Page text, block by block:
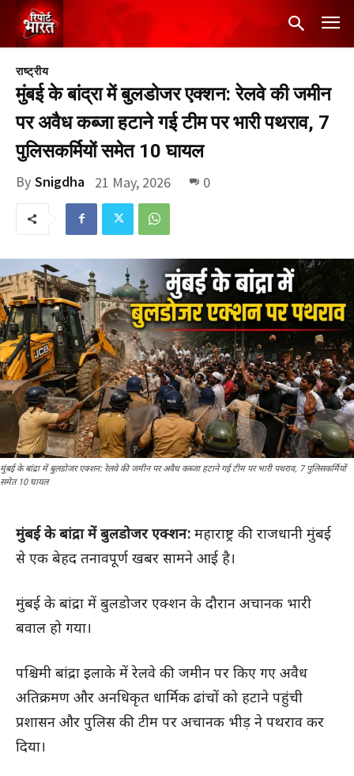
राष्ट्रीय
मुंबई के बांद्रा में बुलडोजर एक्शन: रेलवे की जमीन
पर अवैध कब्जा हटाने गई टीम पर भारी पथराव, 7
पुलिसकर्मियों समेत 10 घायल
By Snigdha 21 May, 2026 0
मुंबई के बांद्रा में बुलडोजर एक्शन: रेलवे की जमीन पर अवैध कब्जा हटाने गई टीम पर भारी पथराव, 7 पुलिसकर्मियों
समेत 10 घायल
मुंबई के बांद्रा में बुलडोजर एक्शन: महाराष्ट्र की राजधानी मुंबई
से एक बेहद तनावपूर्ण खबर सामने आई है।
मुंबई के बांद्रा में बुलडोजर एक्शन के दौरान अचानक भारी
बवाल हो गया।
पश्चिमी बांद्रा इलाके में रेलवे की जमीन पर किए गए अवैध
अतिक्रमण और अनधिकृत धार्मिक ढांचों को हटाने पहुंची
प्रशासन और पुलिस की टीम पर अचानक भीड़ ने पथराव कर
दिया।